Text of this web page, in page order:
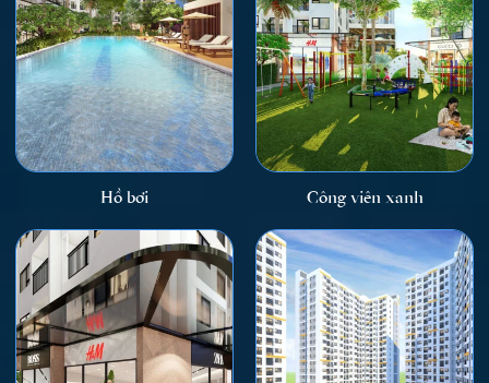
Hồ bơi Công viên xanh